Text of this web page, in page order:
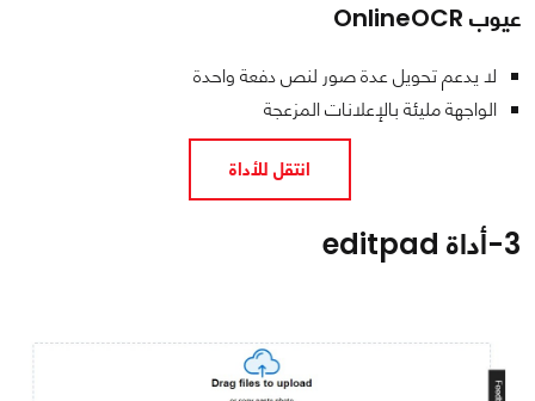
عيوب OnlineOCR
لا يدعم تحويل عدة صور لنص دفعة واحدة
الواجهة مليئة بالإعلانات المزعجة
انتقل للأداة
3- أداة editpad